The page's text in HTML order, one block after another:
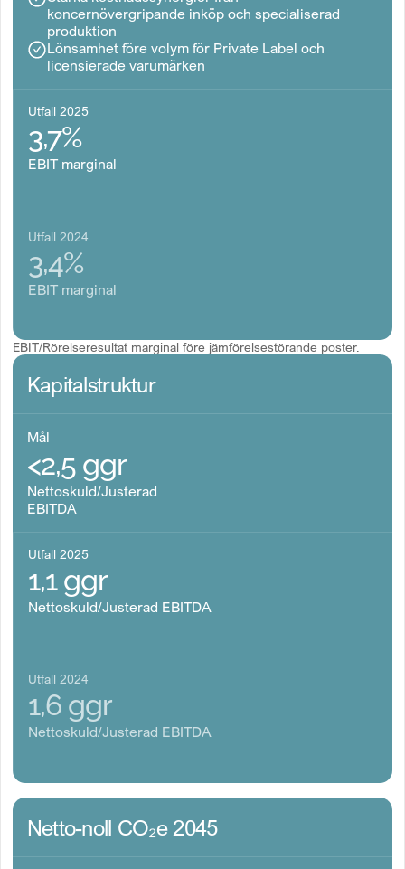
koncernövergripande inköp och specialiserad
produktion
Lönsamhet före volym för Private Label och
licensierade varumärken
Utfall 2025
3,7%
EBIT marginal
Utfall 2024
3,4%
EBIT marginal
EBIT/Rörelseresultat marginal före jämförelsestörande poster.
Kapitalstruktur
Mål
<2,5 ggr
Nettoskuld/Justerad
EBITDA
Utfall 2025
1,1 ggr
Nettoskuld/Justerad EBITDA
Utfall 2024
1,6 ggr
Nettoskuld/Justerad EBITDA
Netto-noll CO₂e 2045